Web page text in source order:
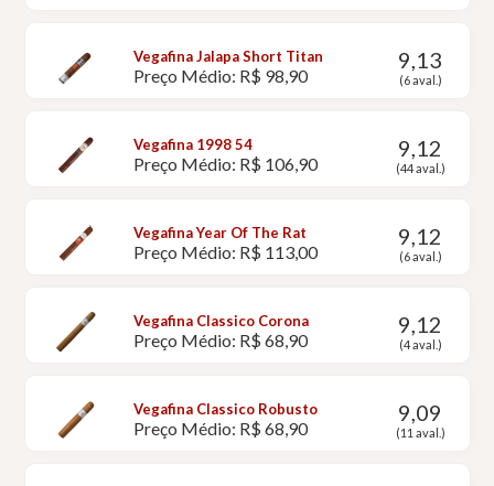
Vegafina Jalapa Short Titan
Preço Médio: R$ 98,90
9,13
(6 aval.)
Vegafina 1998 54
Preço Médio: R$ 106,90
9,12
(44 aval.)
Vegafina Year Of The Rat
Preço Médio: R$ 113,00
9,12
(6 aval.)
Vegafina Classico Corona
Preço Médio: R$ 68,90
9,12
(4 aval.)
Vegafina Classico Robusto
Preço Médio: R$ 68,90
9,09
(11 aval.)